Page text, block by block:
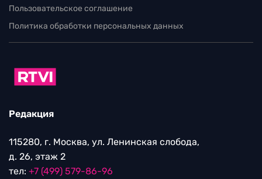
Пользовательское соглашение
Политика обработки персональных данных
Редакция
115280, г. Москва, ул. Ленинская слобода,
д. 26, этаж 2
тел: +7 (499) 579-86-96